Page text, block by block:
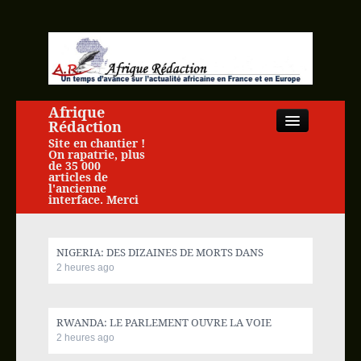
Afrique
Rédaction
Site en chantier !
On rapatrie, plus
de 35 000
articles de
l'ancienne
interface. Merci
Actualité africaine
NIGERIA: DES DIZAINES DE MORTS DANS
2 heures ago
RWANDA: LE PARLEMENT OUVRE LA VOIE
2 heures ago